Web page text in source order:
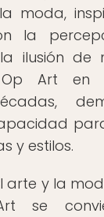
moda,
la
ilusión de
Op Art
y estilos.
arte y la
se